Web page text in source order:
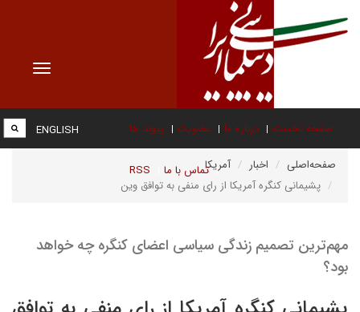
Toggle
صفحه نخست درباره ما عضویت پیوند ها
تماس با ما RSS
ENGLISH
صفحه‌اصلی اخبار
آمریکا
پشیمانی کنگره آمریکا از رای منفی به توافق وین
مهم‌ترین تصمیم زندگی سیاسی‌ اعضای کنگره چه خواهد
بود؟